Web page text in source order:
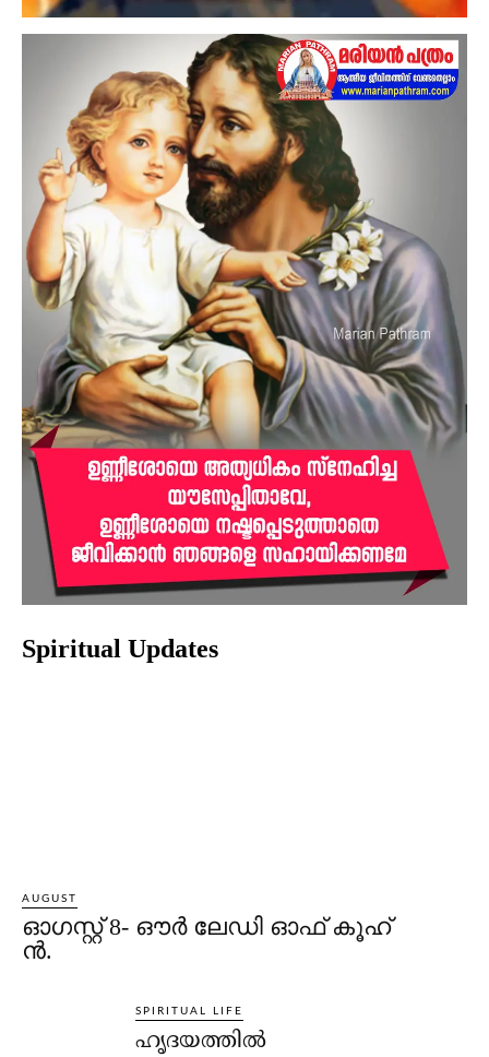
Spiritual Updates
AUGUST
ഓഗസ്റ്റ് 8- ഔര്‍ ലേഡി ഓഫ് കൂഹ്
ന്‍.
SPIRITUAL LIFE
ഹൃദയത്തില്‍